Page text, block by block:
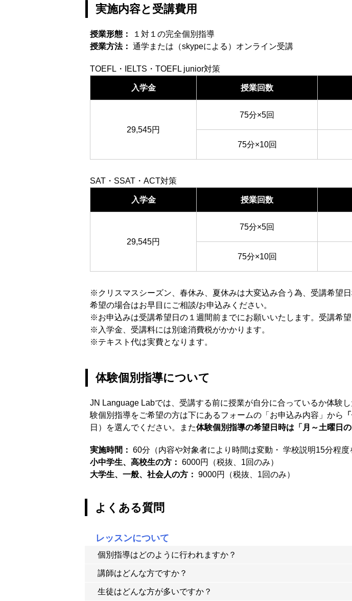
実施内容と受講費用
授業形態：
１対１の完全個別指導
授業方法： 通学または（skypeによる）オンライン受講
TOEFL・IELTS・TOEFL junior対策
入学金 授業回数
29,545円
75分×5回
75分×10回
SAT・SSAT・ACT対策
入学金 授業回数
29,545円
75分×5回
75分×10回
※クリスマスシーズン、春休み、夏休みは大変込み合う為、受講希望
希望の場合はお早目にご相談/お申込みください。
※お申込みは受講希望日の１週間前までにお願いいたします。受講希
※入学金、受講料には別途消費税がかかります。
※テキスト代は実費となります。
体験個別指導について
JN Language Labでは、受講する前に授業が自分に合っているか体験
験個別指導をご希望の方は下にあるフォームの「お申込み内容」から
日）を選んでください。また体験個別指導の希望日時は「月～土曜日
実施時間： 60分（内容や対象者により時間は変動・ 学校説明15分程度
小中学生、高校生の方： 6000円（税抜、1回のみ）
大学生、一般、社会人の方： 9000円（税抜、1回のみ）
よくある質問
レッスンについて
個別指導はどのように行われますか？
講師1人が生徒複数人を指導したり、仕切り1枚で仕切ったような環境で個別
ードなどが完備された、他の教室とは壁と扉できちんと分けられた教室で講師
講師はどんな方ですか？
海外の大学院卒、または海外での教授経験のある職業講師で、大学生・大学
生徒はどんな方が多いですか？